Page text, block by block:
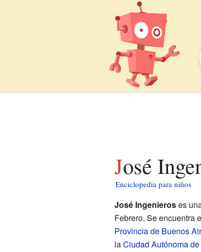
José
Enciclopedia para niños
José Ingenieroses
Febrero. Se encuentra
Provincia de Buenos
laCiudad Autónoma